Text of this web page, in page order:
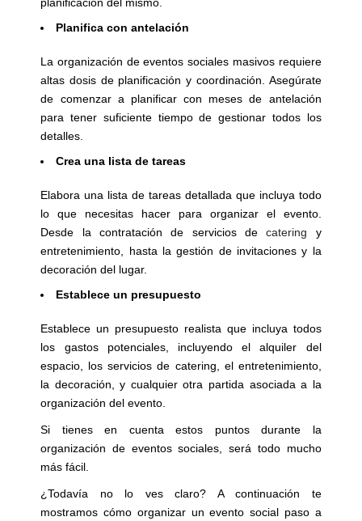
Planifica con antelación
La organización de eventos sociales masivos requiere
altas dosis de planificación y coordinación. Asegúrate
de comenzar a planificar con meses de antelación
para tener suficiente tiempo de gestionar todos los
detalles.
Crea una lista de tareas
Elabora una lista de tareas detallada que incluya todo
lo que necesitas hacer para organizar el evento.
Desde la contratación de servicios decatering y
entretenimiento, hasta la gestión de invitaciones y la
decoración del lugar.
Establece un presupuesto
Establece un presupuesto realista que incluya todos
los gastos potenciales, incluyendo el alquiler del
espacio, los servicios de catering, el entretenimiento,
la decoración, y cualquier otra partida asociada a la
organización del evento.
Si tienes en cuenta estos puntos durante la
organización de eventos sociales, será todo mucho
más fácil.
¿Todavía no lo ves claro? A continuación te
mostramos cómo organizar un evento social paso a